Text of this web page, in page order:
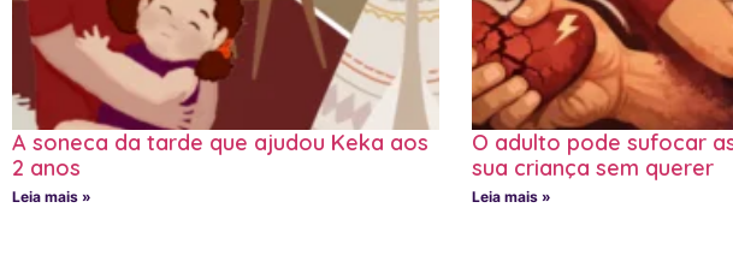
A soneca da tarde que ajudou Keka aos
2 anos
Leia mais »
O adulto pode sufocar
sua criança sem querer
Leia mais »